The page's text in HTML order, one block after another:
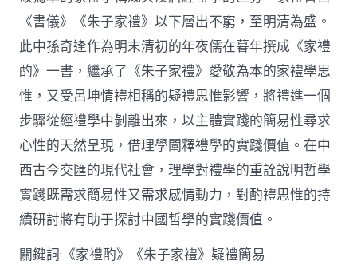
化
禮
制
到
道
理
天
然：
孫
奇
逢
酌
禮
思
《書儀》《朱子家禮》以下層出不窮，至明清為盛。
此中孫奇逢作為明末清初的年夜儒在暮年撰成《家禮
酌》一書，繼承了《朱子家禮》愛敬為本的家禮學思
惟，又受呂坤情禮相稱的疑禮思惟影響，將禮進一個
步驟從經禮學中剝離出來，以主體實踐的簡易性尋求
心性的天然呈現，借理學闡釋禮學的實踐價值。在中
西古今交匯的現代社會，理學對禮學的重詮說明哲學
實踐既需求簡易性又需求感情動力，對酌禮思惟的持
續研討將有助于探討中國哲學的實踐價值。
關鍵詞:《家禮酌》《朱子家禮》疑禮簡易